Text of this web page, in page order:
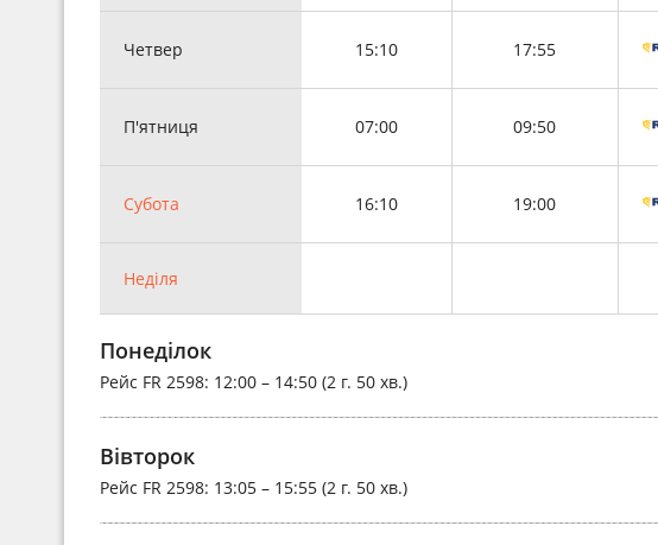
Четвер 15:10 17:55
П'ятниця 07:00 09:50
Субота 16:10 19:00
Неділя
Понеділок
Рейс FR 2598: 12:00 – 14:50 (2 г. 50 хв.)
Вівторок
Рейс FR 2598: 13:05 – 15:55 (2 г. 50 хв.)